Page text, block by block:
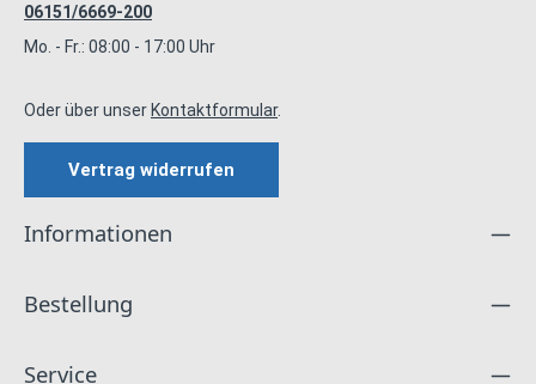
06151/6669-200
Mo. - Fr.: 08:00 - 17:00 Uhr
Oder über unserKontaktformular.
Vertrag widerrufen
Informationen
Bestellung
Service